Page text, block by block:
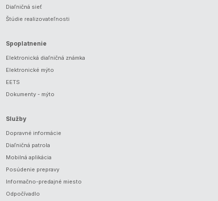
Diaľničná sieť
Štúdie realizovateľnosti
Spoplatnenie
Elektronická diaľničná známka
Elektronické mýto
EETS
Dokumenty - mýto
Služby
Dopravné informácie
Diaľničná patrola
Mobilná aplikácia
Posúdenie prepravy
Informačno-predajné miesto
Odpočívadlo